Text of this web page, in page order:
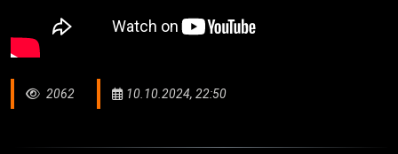
2062 10.10.2024, 22:50